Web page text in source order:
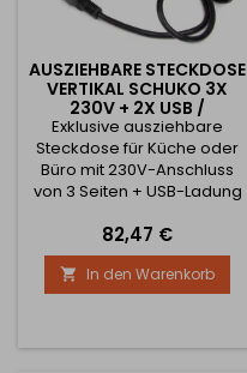
AUSZIEHBARE STECKDOSE
VERTIKAL SCHUKO 3X
230V + 2X USB /
SCHWARZ MATT
Exklusive ausziehbare
Steckdose für Küche oder
Büro mit 230V-Anschluss
von 3 Seiten + USB-Ladung
Einbausteckdose für Küche,
Büro und Wohnmöbel mit
gleichzeitigen Push-Pull-
Anschlüssen. Sie verfügt
einer maximal zulässigen
Preis
82,47 €
 In den Warenkorb